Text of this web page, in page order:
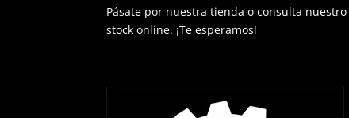
Pásate por nuestra tienda o consulta nuestro
stock online. ¡Te esperamos!